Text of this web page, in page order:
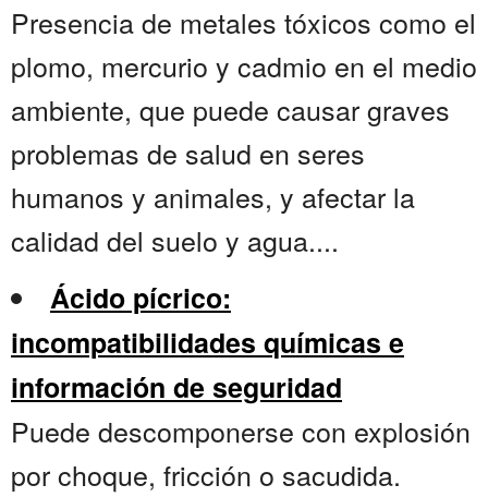
Presencia de metales tóxicos como el
plomo, mercurio y cadmio en el medio
ambiente, que puede causar graves
problemas de salud en seres
humanos y animales, y afectar la
calidad del suelo y agua....
Ácido pícrico:
incompatibilidades químicas e
información de seguridad
Puede descomponerse con explosión
por choque, fricción o sacudida.